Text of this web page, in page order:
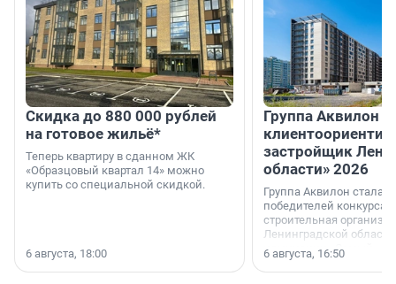
Скидка до 880 000 рублей
на готовое жильё*
Теперь квартиру в сданном ЖК
«Образцовый квартал 14» можно
купить со специальной скидкой.
6 августа, 18:00
Группа Аквилон
застройщик
области» 2026
Группа Аквилон стала
победителей конкурса
строительная
Ленинградской области
номинации «Самый
застройщик
6 августа, 16:50